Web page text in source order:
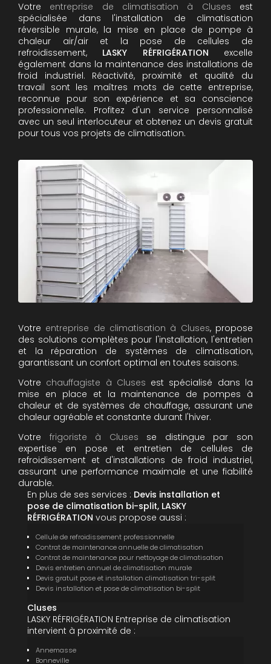
Votre entreprise de climatisation à Cluses est
spécialisée dans l'installation de climatisation
réversible murale, la mise en place de pompe à
chaleur air/air et la pose de cellules de
refroidissement, LASKY RÉFRIGÉRATION excelle
également dans la maintenance des installations de
froid industriel. Réactivité, proximité et qualité du
travail sont les maîtres mots de cette entreprise,
reconnue pour son expérience et sa conscience
professionnelle. Profitez d'un service personnalisé
avec un seul interlocuteur et obtenez un devis gratuit
pour tous vos projets de climatisation.
Votre entreprise de climatisation à Cluses, propose
des solutions complètes pour l'installation, l'entretien
et la réparation de systèmes de climatisation,
garantissant un confort optimal en toutes saisons.
Votre chauffagiste à Cluses est spécialisé dans la
mise en place et la maintenance de pompes à
chaleur et de systèmes de chauffage, assurant une
chaleur agréable et constante durant l'hiver.
Votre frigoriste à Cluses se distingue par son
expertise en pose et entretien de cellules de
refroidissement et d'installations de froid industriel,
assurant une performance maximale et une fiabilité
durable.
En plus de ses services : Devis installation et
pose de climatisation bi-split, LASKY
RÉFRIGÉRATION vous propose aussi :
Cellule de refroidissement professionnelle
Contrat de maintenance annuelle de climatisation
Contrat de maintenance pour nettoyage de climatisation
Devis entretien annuel de climatisation murale
Devis gratuit pose et installation climatisation tri-split
Devis installation et pose de climatisation bi-split
Cluses
LASKY RÉFRIGÉRATION Entreprise de climatisation
intervient à proximité de :
Annemasse
Bonneville